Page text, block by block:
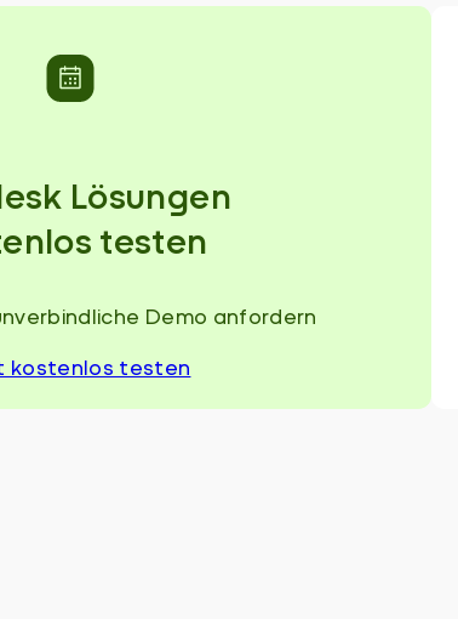
Lösungen
testen
Demo anfordern
kostenlos testen